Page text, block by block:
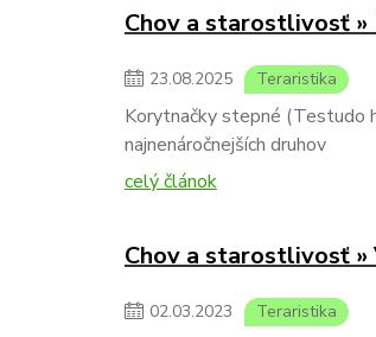
Chov a starostlivosť
23.08.2025 Teraristika
Korytnačky stepné (Testudo
najnenáročnejších druhov
celý článok
Chov a starostlivosť »
02.03.2023 Teraristika